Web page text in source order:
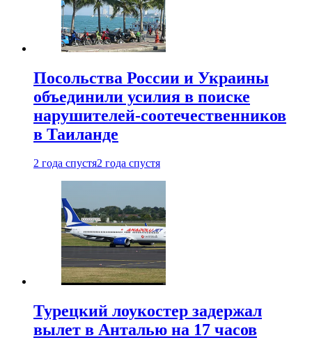
Посольства России и Украины
объединили усилия в поиске
нарушителей-соотечественников
в Таиланде
2 года спустя2 года спустя
Турецкий лоукостер задержал
вылет в Анталью на 17 часов